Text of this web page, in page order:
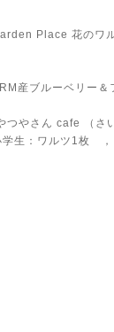
Place 花のワ
産ブルーベリー＆
さん cafe （さい
生：ワルツ1枚